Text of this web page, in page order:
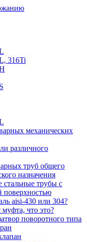
316Ti
механических
различного
труб общего
назначения
трубы с
поверхностью
aisi-430 или 304?
что это?
поворотного типа